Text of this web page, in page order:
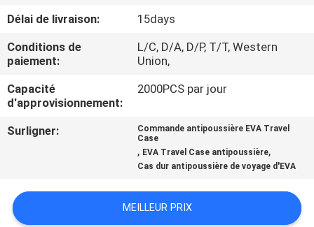
DE
QUALITÉ
PLAN
DU
SITE
POLICY
Délai de livraison:
15days
Conditions de
paiement:
L/C, D/A, D/P, T/T, Western
Union,
Capacité
d'approvisionnement:
2000PCS par jour
Surligner:
Commande antipoussière EVA Travel
Case
, EVA Travel Case antipoussière,
Cas dur antipoussière de voyage d'EVA
MEILLEUR PRIX